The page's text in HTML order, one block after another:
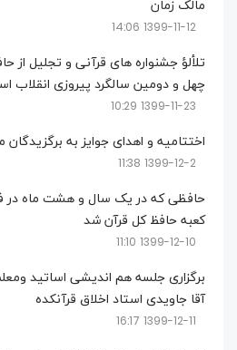
مالک زمان
1399-11-12 14:06
تلألؤ جشنواره های قرآنی و تجلیل از
چهل و دومین سالگرد پیروزی انقلاب
1399-11-23 10:29
اختتامیه و اهدای جوایز به
1399-12-2 11:38
حافظی که در یک سال و هشت ماه در
کعبه حافظ کل قرآن شد
1399-12-10 11:10
برگزاری جلسه هم اندیشی اساتید
آقا جاویدی استاد اخلاق قرآنکده
1399-12-11 16:17